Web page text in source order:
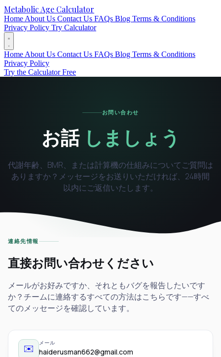
Metabolic Age Calculator
Home About Us Contact Us FAQs Blog Terms & Conditions
Privacy Policy Try Calculator
Home About Us Contact Us FAQs Blog Terms & Conditions
Privacy Policy
Try the Calculator Free
お問い合わせ
お話 しましょう
代謝年齢、BMR、または計算機の仕組みについてご質問は
ありますか？メッセージをお送りいただければ、24時間
以内にご返信いたします。
連絡先情報
直接お問い合わせください
メールがお好みですか、それともバグを報告したいです
か？チームに連絡するすべての方法はこちらです——すべ
てのメッセージを確認しています。
✉️ メール
haiderusman662@gmail.com